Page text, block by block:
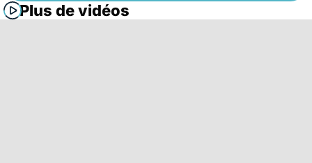
Plus de vidéos